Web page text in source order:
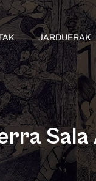
JARDUERAK
Sala